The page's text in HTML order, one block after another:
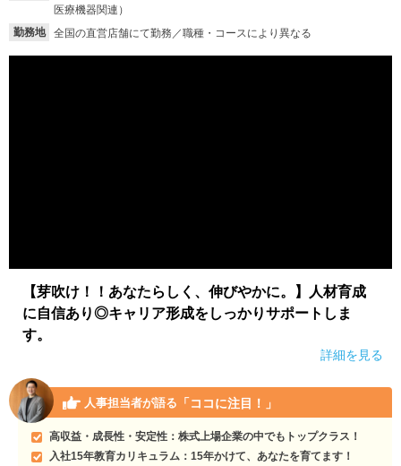
医療機器関連）
勤務地
全国の直営店舗にて勤務／職種・コースにより異なる
【芽吹け！！あなたらしく、伸びやかに。】人材育成
に自信あり◎キャリア形成をしっかりサポートしま
す。
詳細を見る
人事担当者が語る 「ココに注目！」
高収益・成長性・安定性：株式上場企業の中でもトップクラス！
入社15年教育カリキュラム：15年かけて、あなたを育てます！